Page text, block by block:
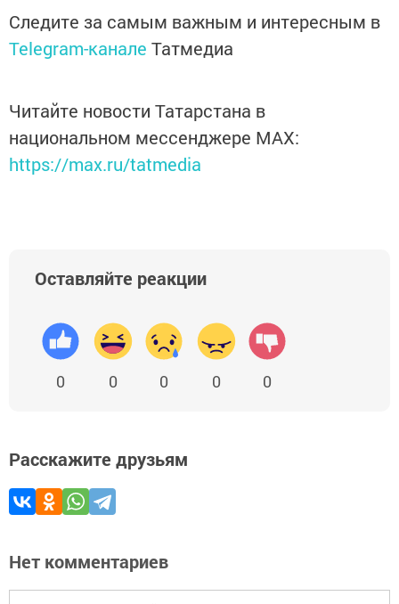
Следите за самым важным и интересным в
Telegram-канале Татмедиа
Читайте новости Татарстана в
национальном мессенджере MАХ:
https://max.ru/tatmedia
Оставляйте реакции
0 0 0 0 0
Расскажите друзьям
Нет комментариев